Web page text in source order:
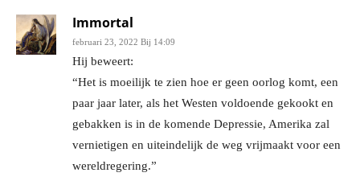
Immortal
februari 23, 2022 Bij 14:09
Hij beweert:
“Het is moeilijk te zien hoe er geen oorlog komt, een
paar jaar later, als het Westen voldoende gekookt en
gebakken is in de komende Depressie, Amerika zal
vernietigen en uiteindelijk de weg vrijmaakt voor een
wereldregering.”